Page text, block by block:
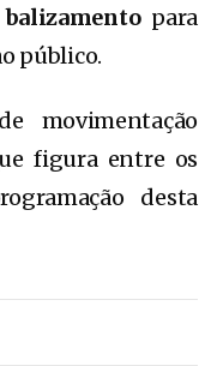
para
público.
movimentação
figura entre os
desta